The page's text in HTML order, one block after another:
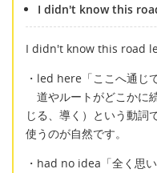
I didn't know this
I didn't know this road
・led here「ここへ通じ
道やルートがどこかに
じる、導く）という動詞
使うのが自然です。
・had no idea「全く思い